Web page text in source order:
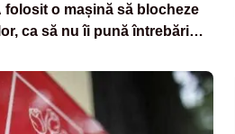
folosit o mașină să blocheze
ca să nu îi pună întrebări